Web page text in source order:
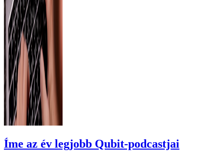
Íme az év legjobb Qubit-podcastjai